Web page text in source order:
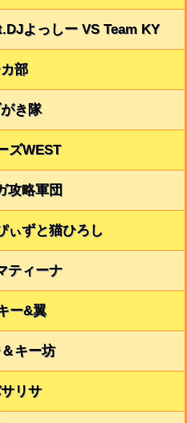
よっしー VS Team KY
部
き隊
ズWEST
攻略軍団
ぃずと猫ひろし
ティーナ
ー&翼
キー坊
リサ